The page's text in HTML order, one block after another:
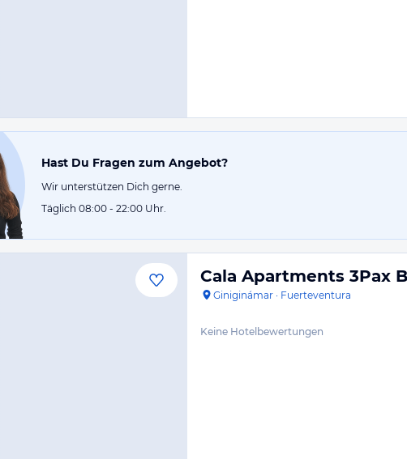
Hast Du Fragen zum Angebot?
Wir unterstützen Dich gerne.
Täglich 08:00 - 22:00 Uhr.
Cala Apartments 3Pax
Giniginámar · Fuerteventura
Keine Hotelbewertungen